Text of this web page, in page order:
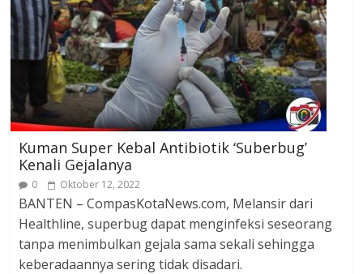
Kuman Super Kebal Antibiotik ‘Suberbug’
Kenali Gejalanya
0 Oktober 12, 2022
BANTEN – CompasKotaNews.com, Melansir dari
Healthline, superbug dapat menginfeksi seseorang
tanpa menimbulkan gejala sama sekali sehingga
keberadaannya sering tidak disadari.